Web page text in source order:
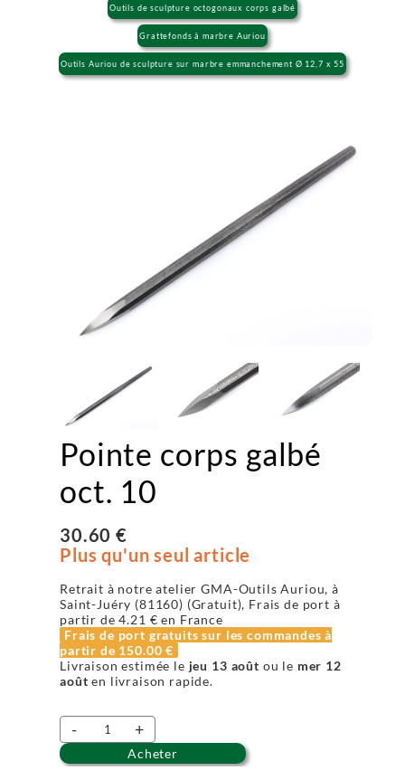
Outils de sculpture octogonaux corps galbé
Grattefonds à marbre Auriou
Outils Auriou de sculpture sur marbre emmanchement Ø 12,7 x 55
Pointe corps galbé
oct. 10
30.60 €
Plus qu'un seul article
Retrait à notre atelier GMA-Outils Auriou, à
Saint-Juéry (81160) (Gratuit), Frais de port à
partir de4.21 € en France
Frais de port gratuits sur les commandes à
partir de 150.00 €
Livraison estimée le jeu 13 août ou le mer 12
août en livraison rapide.
- +
Acheter